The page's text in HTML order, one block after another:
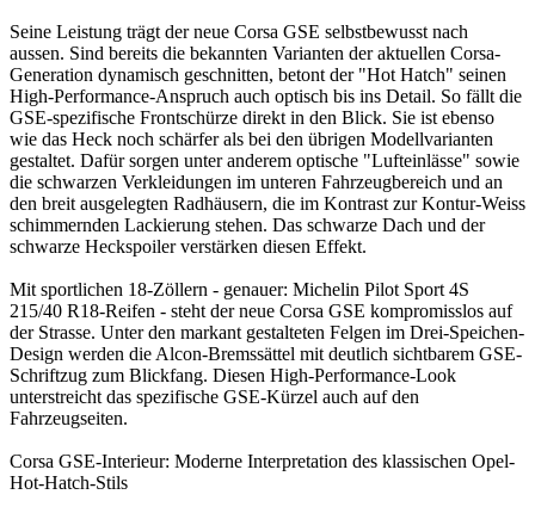
Seine Leistung trägt der neue Corsa GSE selbstbewusst nach
aussen. Sind bereits die bekannten Varianten der aktuellen Corsa-
Generation dynamisch geschnitten, betont der "Hot Hatch" seinen
High-Performance-Anspruch auch optisch bis ins Detail. So fällt die
GSE-spezifische Frontschürze direkt in den Blick. Sie ist ebenso
wie das Heck noch schärfer als bei den übrigen Modellvarianten
gestaltet. Dafür sorgen unter anderem optische "Lufteinlässe" sowie
die schwarzen Verkleidungen im unteren Fahrzeugbereich und an
den breit ausgelegten Radhäusern, die im Kontrast zur Kontur-Weiss
schimmernden Lackierung stehen. Das schwarze Dach und der
schwarze Heckspoiler verstärken diesen Effekt.
Mit sportlichen 18-Zöllern - genauer: Michelin Pilot Sport 4S
215/40 R18-Reifen - steht der neue Corsa GSE kompromisslos auf
der Strasse. Unter den markant gestalteten Felgen im Drei-Speichen-
Design werden die Alcon-Bremssättel mit deutlich sichtbarem GSE-
Schriftzug zum Blickfang. Diesen High-Performance-Look
unterstreicht das spezifische GSE-Kürzel auch auf den
Fahrzeugseiten.
Corsa GSE-Interieur: Moderne Interpretation des klassischen Opel-
Hot-Hatch-Stils